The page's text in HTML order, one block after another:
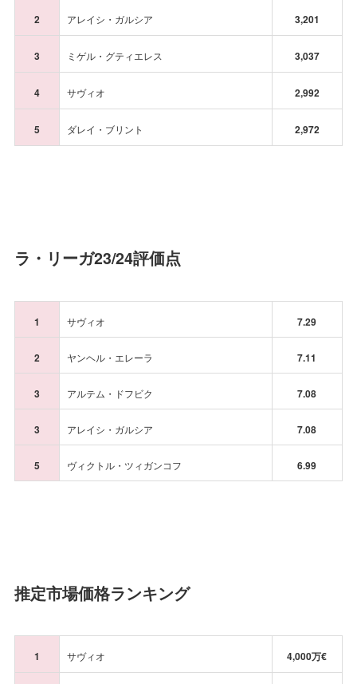
2 アレイシ・ガルシア 3,201
3 ミゲル・グティエレス 3,037
4 サヴィオ 2,992
5 ダレイ・ブリント 2,972
ラ・リーガ23/24評価点
1 サヴィオ 7.29
2 ヤンヘル・エレーラ 7.11
3 アルテム・ドフビク 7.08
3 アレイシ・ガルシア 7.08
5 ヴィクトル・ツィガンコフ 6.99
推定市場価格ランキング
1 サヴィオ 4,000万€